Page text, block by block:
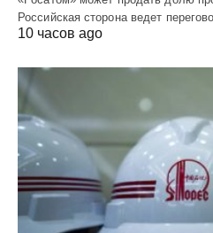
Российская сторона ведет
10 часов ago